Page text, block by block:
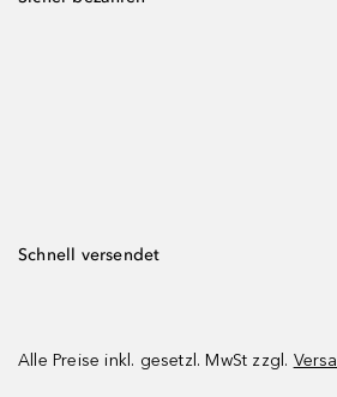
Schnell versendet
Alle Preise inkl. gesetzl. MwSt zzgl.